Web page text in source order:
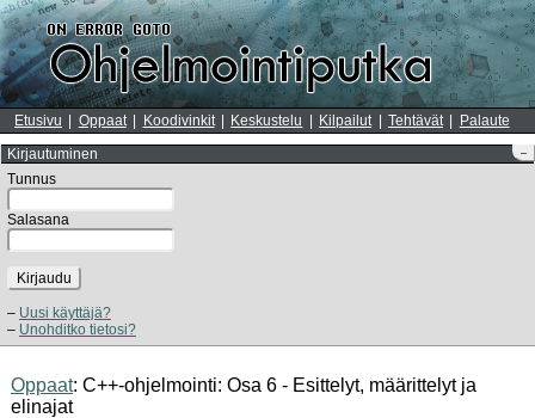
Etusivu Oppaat Koodivinkit Keskustelu Kilpailut Tehtävät Palaute
–
Kirjautuminen
Tunnus
Salasana
Kirjaudu
Uusi käyttäjä?
Unohditko tietosi?
Oppaat: C++-ohjelmointi: Osa 6 - Esittelyt, määrittelyt ja
elinajat